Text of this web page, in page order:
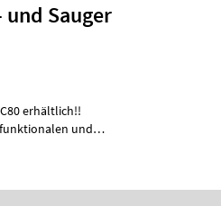
Sauger
erhältlich!!
und